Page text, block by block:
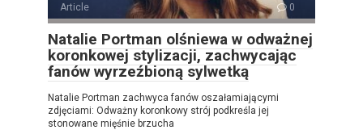
Article 0
Natalie Portman olśniewa w odważnej
koronkowej stylizacji, zachwycając
fanów wyrzeźbioną sylwetką
Natalie Portman zachwyca fanów oszałamiającymi
zdjęciami: Odważny koronkowy strój podkreśla jej
stonowane mięśnie brzucha